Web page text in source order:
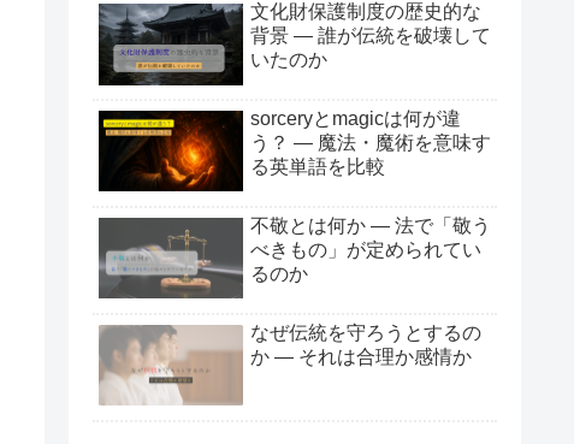
文化財保護制度の歴史的な
背景 ― 誰が伝統を破壊して
いたのか
sorceryとmagicは何が違
う？ ― 魔法・魔術を意味す
る英単語を比較
不敬とは何か ― 法で「敬う
べきもの」が定められてい
るのか
なぜ伝統を守ろうとするの
か ― それは合理か感情か